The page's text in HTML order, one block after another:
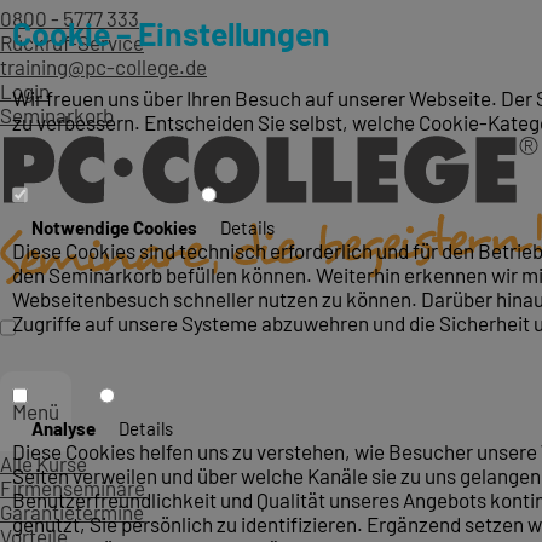
0800 - 5777 333
Rückruf-Service
training@pc-college.de
Login
Seminarkorb
Menü
Alle Kurse
Firmenseminare
Garantietermine
Vorteile
Cookie – Einstellungen
Wir freuen uns über Ihren Besuch auf unserer Webseite.
zu verbessern. Entscheiden Sie selbst, welche Cookie-
Notwendige Cookies Details
Diese Cookies sind technisch erforderlich und für den
den Seminarkorb befüllen können. Weiterhin erkennen wir
Webseitenbesuch schneller nutzen zu können. Darüber
Zugriffe auf unsere Systeme abzuwehren und die Sicherheit
Analyse Details
Diese Cookies helfen uns zu verstehen, wie Besucher
Seiten verweilen und über welche Kanäle sie zu uns
Benutzerfreundlichkeit und Qualität unseres Angebots
genutzt, Sie persönlich zu identifizieren. Ergänzend